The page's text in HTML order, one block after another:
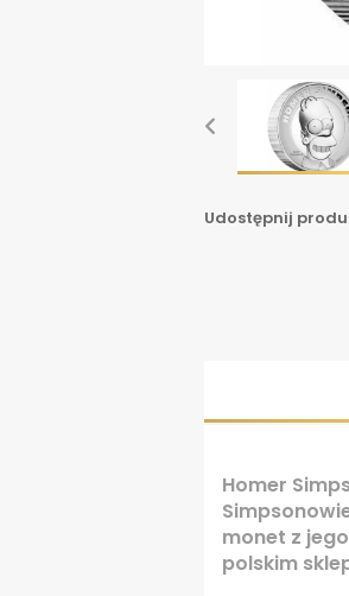
Udostępnij
Homer
monet z
polskim